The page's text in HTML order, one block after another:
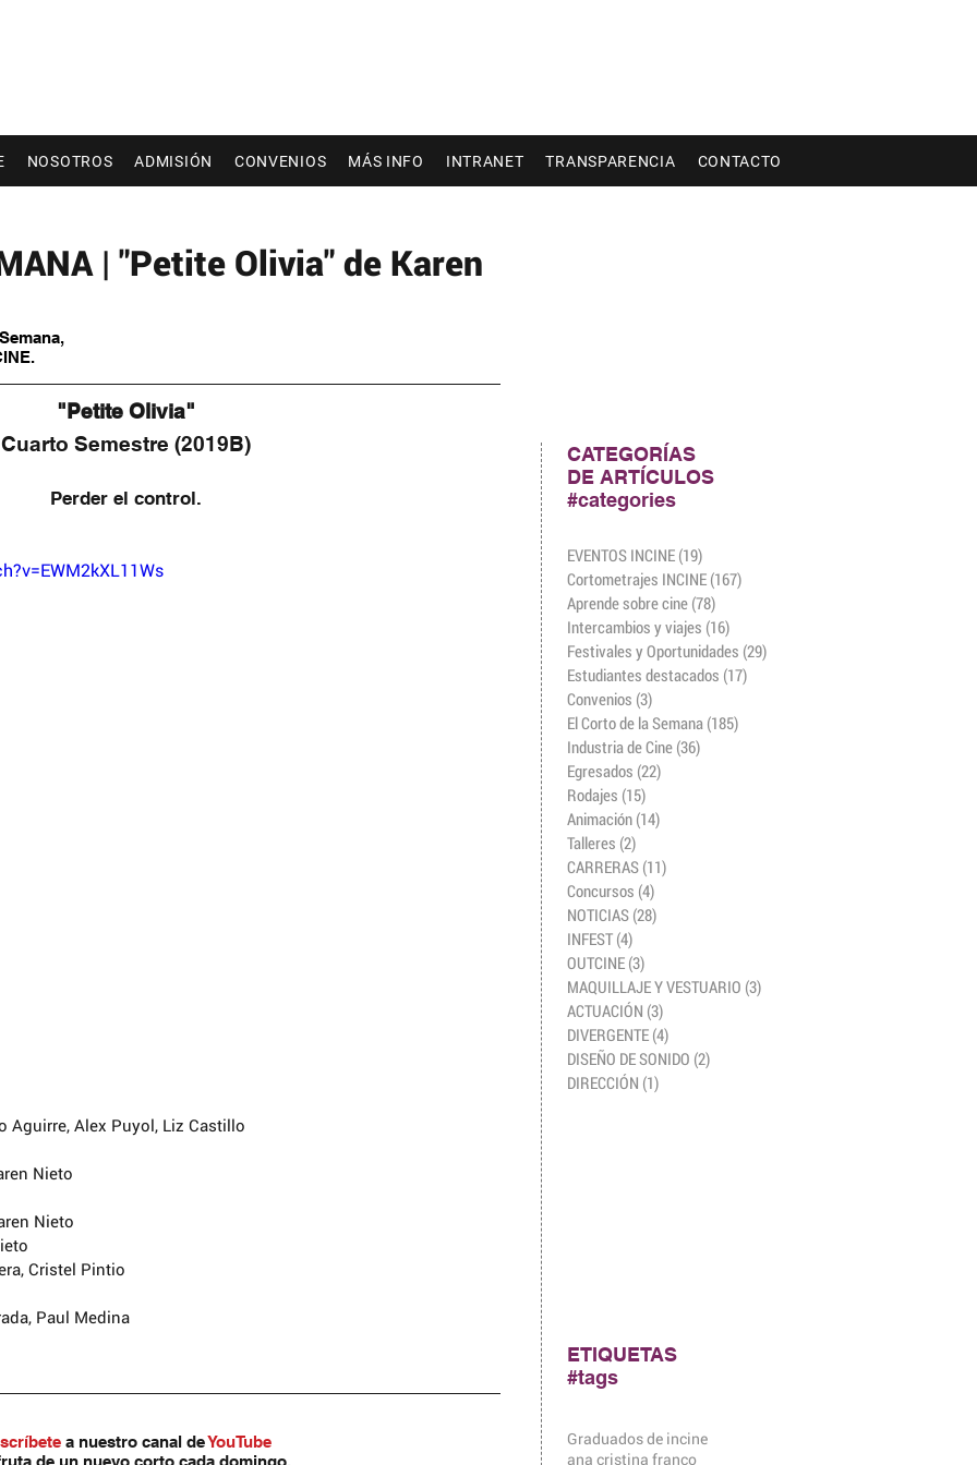
NOSOTROS ADMISIÓN CONVENIOS MÁS INFO INTRANET TRANSPARENCIA CONTACTO
CATEGORÍAS
DE ARTÍCULOS
#categories
EVENTOS INCINE (19)
Cortometrajes INCINE (167)
Aprende sobre cine (78)
Intercambios y viajes (16)
Festivales y Oportunidades (29)
Estudiantes destacados (17)
Convenios (3)
El Corto de la Semana (185)
Industria de Cine (36)
Egresados (22)
Rodajes (15)
Animación (14)
Talleres (2)
CARRERAS (11)
Concursos (4)
NOTICIAS (28)
INFEST (4)
OUTCINE (3)
MAQUILLAJE Y VESTUARIO (3)
ACTUACIÓN (3)
DIVERGENTE (4)
DISEÑO DE SONIDO (2)
DIRECCIÓN (1)
ETIQUETAS
#tags
Graduados de incine
ana cristina franco
| "Petite Olivia" de Karen
"Petite Olivia"
Cuarto Semestre (2019B)
Perder el control.
Aguirre, Alex Puyol, Liz Castillo
Nieto
Nieto
Cristel Pintio
Paul Medina
a nuestro canal de YouTube
de un nuevo corto cada domingo.